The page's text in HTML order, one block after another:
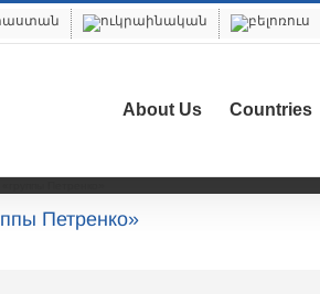
About Us Countries
Петренко»